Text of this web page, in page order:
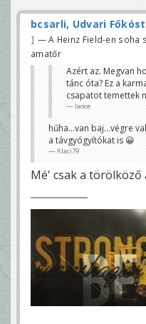
bcsarli, Udvari
— A Heinz Field-en soha
amatőr
Azért az. Megvan
tánc óta? Ez a
csapatot temettek
laoce
hűha...van baj...végre
a távgyógyítókat is 😀
Klaci79
Mé' csak a törölköző